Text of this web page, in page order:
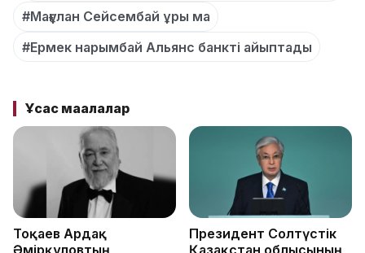
#Мағұлан Сейсембай ұры ма
#Ермек нарымбай Альянс банкті айыптады
Ұқсас мақалалар
Тоқаев Ардақ
Президент Солтүстік